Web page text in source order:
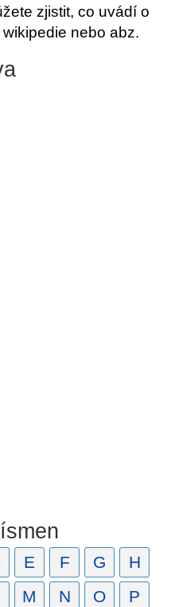
zjistit, co uvádí o
nebo abz.
E F G
H
M N O P